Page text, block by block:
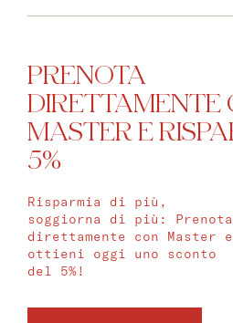
PRENOTA
DIRETTAMENTE
MASTER E
5%
Risparmia di più,
soggiorna di più: Prenota
direttamente con Master e
ottieni oggi uno sconto
del 5%!